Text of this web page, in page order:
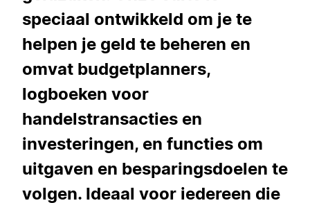
speciaal ontwikkeld om je te
helpen je geld te beheren en
omvat budgetplanners,
logboeken voor
handelstransacties en
investeringen, en functies om
uitgaven en besparingsdoelen te
volgen. Ideaal voor iedereen die